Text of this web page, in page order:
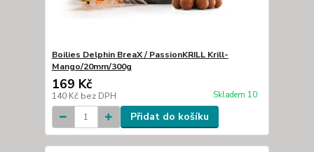
Boilies Delphin BreaX / PassionKRILL Krill-
Mango/20mm/300g
169 Kč
140 Kč bez DPH Skladem 10
Přidat do košíku